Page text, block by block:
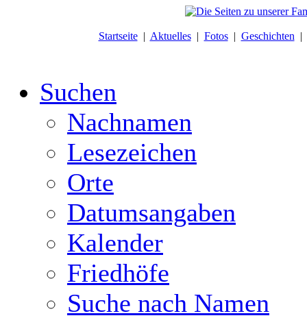
Startseite| Aktuelles| Fotos| Geschichten |
Suchen
Nachnamen
Lesezeichen
Orte
Datumsangaben
Kalender
Friedhöfe
Suche nach Namen